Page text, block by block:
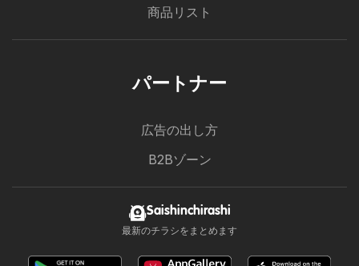
商品リスト
パートナー
広告の出し方
B2Bゾーン
Saishinchirashi
最新のチラシをまとめます